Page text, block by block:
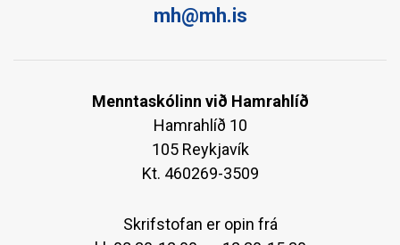
mh@mh.is
Menntaskólinn við Hamrahlíð
Hamrahlíð 10
105 Reykjavík
Kt. 460269-3509
Skrifstofan er opin frá